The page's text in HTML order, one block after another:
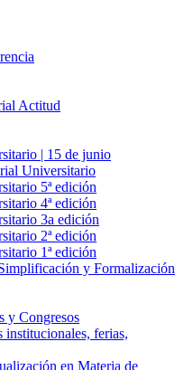
Actitud
| 15 de junio
Universitario
5ª edición
4ª edición
3a edición
2ª edición
1ª edición
y Formalización
y Congresos
institucionales, ferias,
en Materia de